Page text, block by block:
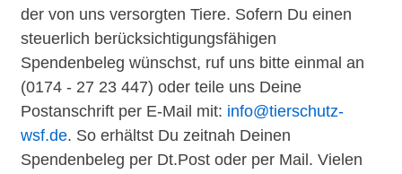
der von uns versorgten Tiere. Sofern Du einen
steuerlich berücksichtigungsfähigen
Spendenbeleg wünschst, ruf uns bitte einmal an
(0174 - 27 23 447) oder teile uns Deine
Postanschrift per E-Mail mit: info@tierschutz-
wsf.de. So erhältst Du zeitnah Deinen
Spendenbeleg per Dt.Post oder per Mail. Vielen